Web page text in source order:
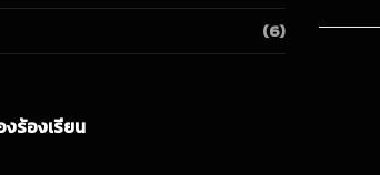
(6)
ร้องเรียน